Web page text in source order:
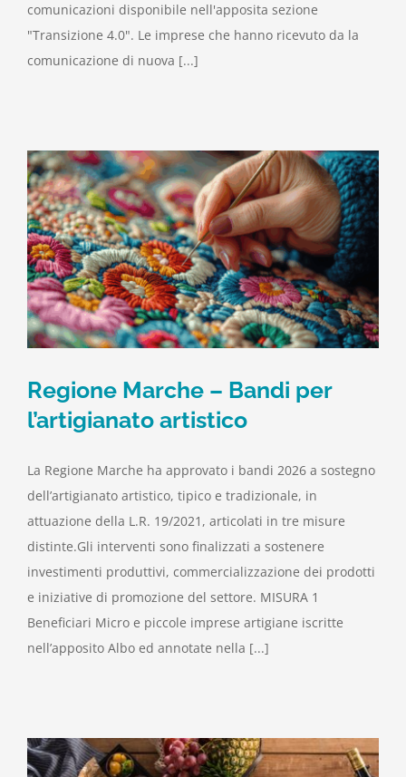
comunicazioni disponibile nell'apposita sezione
"Transizione 4.0". Le imprese che hanno ricevuto da la
comunicazione di nuova [...]
Regione Marche – Bandi per
l’artigianato artistico
La Regione Marche ha approvato i bandi 2026 a sostegno
dell’artigianato artistico, tipico e tradizionale, in
attuazione della L.R. 19/2021, articolati in tre misure
distinte.Gli interventi sono finalizzati a sostenere
investimenti produttivi, commercializzazione dei prodotti
e iniziative di promozione del settore. MISURA 1
Beneficiari Micro e piccole imprese artigiane iscritte
nell’apposito Albo ed annotate nella [...]